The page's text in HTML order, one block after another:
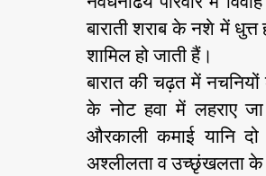
t
a
u
t
h
r
बाराती शराब के नशे में
शामिल हो जाती हैं।
बारात की चढ़त में
के नोट हवा में लहराए
औरकाली कमाई यानि
अश्लीलता व उच्छृंखलता के